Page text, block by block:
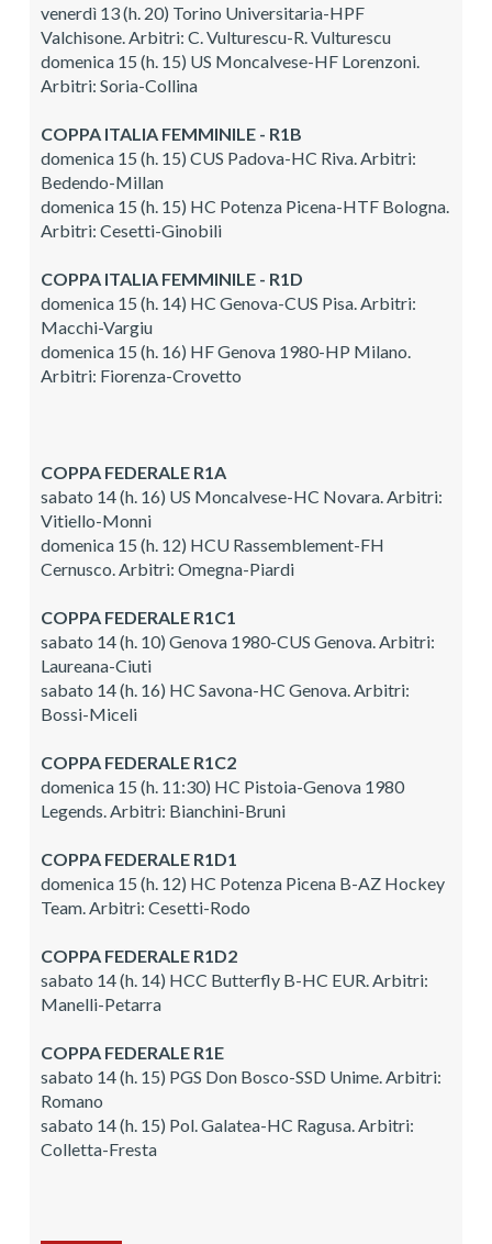
venerdì 13 (h. 20) Torino Universitaria-HPF
Valchisone. Arbitri: C. Vulturescu-R. Vulturescu
domenica 15 (h. 15) US Moncalvese-HF Lorenzoni.
Arbitri: Soria-Collina
COPPA ITALIA FEMMINILE - R1B
domenica 15 (h. 15) CUS Padova-HC Riva. Arbitri:
Bedendo-Millan
domenica 15 (h. 15) HC Potenza Picena-HTF Bologna.
Arbitri: Cesetti-Ginobili
COPPA ITALIA FEMMINILE - R1D
domenica 15 (h. 14) HC Genova-CUS Pisa. Arbitri:
Macchi-Vargiu
domenica 15 (h. 16) HF Genova 1980-HP Milano.
Arbitri: Fiorenza-Crovetto
COPPA FEDERALE R1A
sabato 14 (h. 16) US Moncalvese-HC Novara. Arbitri:
Vitiello-Monni
domenica 15 (h. 12) HCU Rassemblement-FH
Cernusco. Arbitri: Omegna-Piardi
COPPA FEDERALE R1C1
sabato 14 (h. 10) Genova 1980-CUS Genova. Arbitri:
Laureana-Ciuti
sabato 14 (h. 16) HC Savona-HC Genova. Arbitri:
Bossi-Miceli
COPPA FEDERALE R1C2
domenica 15 (h. 11:30) HC Pistoia-Genova 1980
Legends. Arbitri: Bianchini-Bruni
COPPA FEDERALE R1D1
domenica 15 (h. 12) HC Potenza Picena B-AZ Hockey
Team. Arbitri: Cesetti-Rodo
COPPA FEDERALE R1D2
sabato 14 (h. 14) HCC Butterfly B-HC EUR. Arbitri:
Manelli-Petarra
COPPA FEDERALE R1E
sabato 14 (h. 15) PGS Don Bosco-SSD Unime. Arbitri:
Romano
sabato 14 (h. 15) Pol. Galatea-HC Ragusa. Arbitri:
Colletta-Fresta